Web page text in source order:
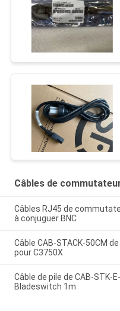
Câbles de
Câbles RJ45 de
à conjuguer BNC
Câble CAB-STACK-50CM
pour C3750X
Câble de pile de CAB-STK-
Bladeswitch 1m